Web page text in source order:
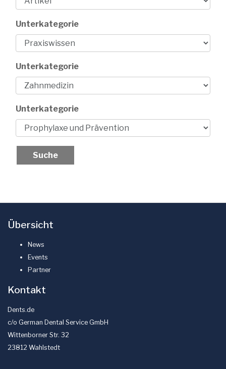
Unterkategorie
Unterkategorie
Unterkategorie
Übersicht
News
Events
Partner
Kontakt
Dents.de
c/o German Dental Service GmbH
Wittenborner Str. 32
23812 Wahlstedt